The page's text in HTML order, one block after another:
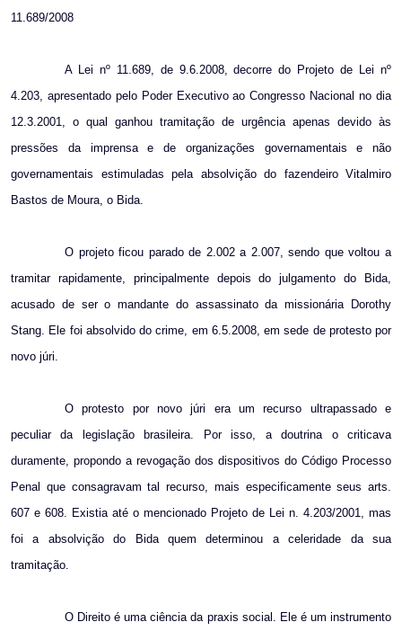
11.689/2008
A Lei nº 11.689, de 9.6.2008, decorre do Projeto de Lei nº
4.203, apresentado pelo Poder Executivo ao Congresso Nacional no dia
12.3.2001, o qual ganhou tramitação de urgência apenas devido às
pressões da imprensa e de organizações governamentais e não
governamentais estimuladas pela absolvição do fazendeiro Vitalmiro
Bastos de Moura, o Bida.
O projeto ficou parado de 2.002 a2.007, sendo que voltou a
tramitar rapidamente, principalmente depois do julgamento do Bida,
acusado de ser o mandante do assassinato da missionária Dorothy
Stang. Ele foi absolvido do crime, em 6.5.2008, em sede de protesto por
novo júri.
O protesto por novo júri era um recurso ultrapassado e
peculiar da legislação brasileira. Por isso, a doutrina o criticava
duramente, propondo a revogação dos dispositivos do Código Processo
Penal que consagravam tal recurso, mais especificamente seus arts.
607 e 608. Existia até o mencionado Projeto de Lei n. 4.203/2001, mas
foi a absolvição do Bida quem determinou a celeridade da sua
tramitação.
O Direito é uma ciência da praxis social. Ele é um instrumento